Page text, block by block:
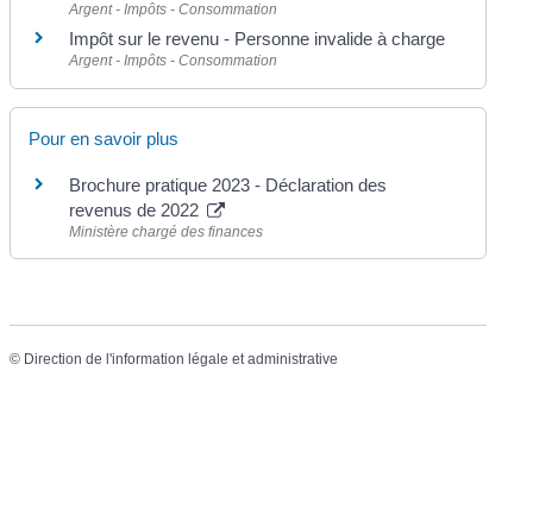
Argent - Impôts - Consommation
Impôt sur le revenu - Personne invalide à charge
Argent - Impôts - Consommation
Pour en savoir plus
Brochure pratique 2023 - Déclaration des
revenus de 2022
Ministère chargé des finances
© Direction de l'information légale et administrative